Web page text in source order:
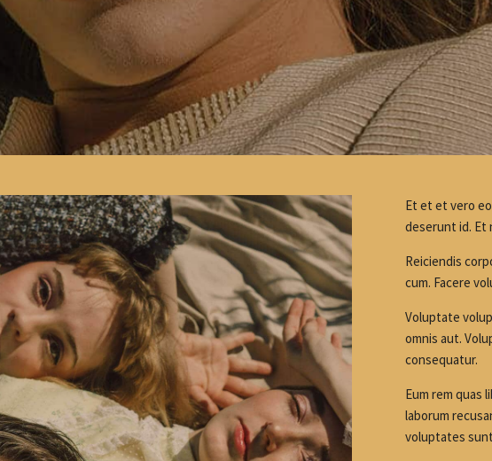
Et et et vero
deserunt id. Et
Reiciendis
cum. Facere
Voluptate
omnis aut.
consequatur.
Eum rem quas
laborum
voluptates